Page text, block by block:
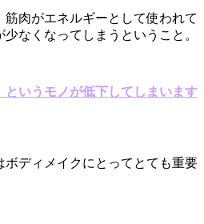
肉がエネルギーとして使われて
なくなってしまうということ。
いうモノが低下してしまいます
ボディメイクにとってとても重要